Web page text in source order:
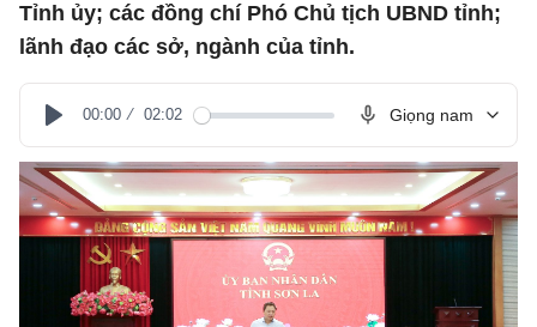
Tỉnh ủy; các đồng chí Phó Chủ tịch UBND tỉnh;
lãnh đạo các sở, ngành của tỉnh.
Play
00:00 02:02 Giọng nam